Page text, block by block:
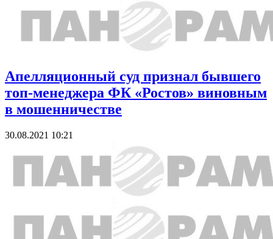
Апелляционный суд признал бывшего
топ-менеджера ФК «Ростов» виновным
в мошенничестве
30.08.2021 10:21